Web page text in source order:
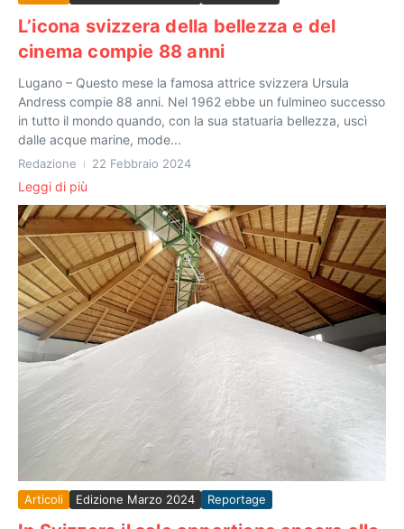
L’icona svizzera della bellezza e del
cinema compie 88 anni
Lugano – Questo mese la famosa attrice svizzera Ursula
Andress compie 88 anni. Nel 1962 ebbe un fulmineo successo
in tutto il mondo quando, con la sua statuaria bellezza, uscì
dalle acque marine, mode...
Redazione 22 Febbraio 2024
Leggi di più
Articoli Edizione Marzo 2024 Reportage